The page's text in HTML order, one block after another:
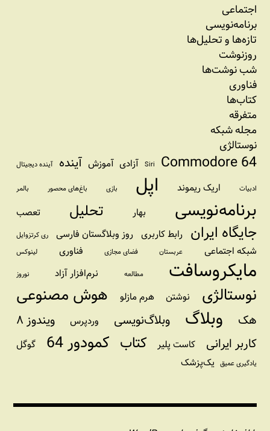
اجتماعی
برنامه‏‌نویسی
تازه‌‌ها و تحلیل‌ها
روزنوشت
شب نوشت‌ها
فناوری
کتاب‌ها
متفرقه
مجله شبکه
نوستالژی
Commodore 64
Siri آزادی آموزش آینده آینده دیجیتال
ادبیات اریک ریموند اپل بازی باغ‌های محصور بالمر
برنامه‌نویسی بهار تحلیل تعصب
جایگاه ایران رابط کاربری روز وبلاگستان فارسی ری کرتزوایل
شبکه اجتماعی عربستان فضای مجازی فناوری لینوکس
مایکروسافت مطالعه نرم‌افزار آزاد نوروز
نوستالژی نوشتن هرم مازلو هوش مصنوعی
هک وبلاگ وبلاگ‌نویسی وردپرس
ویندوز ۸
کاربر ایرانی
کاست پلیر کتاب کمودور 64 گوگل
یادگیری عمیق یک‌پزشک